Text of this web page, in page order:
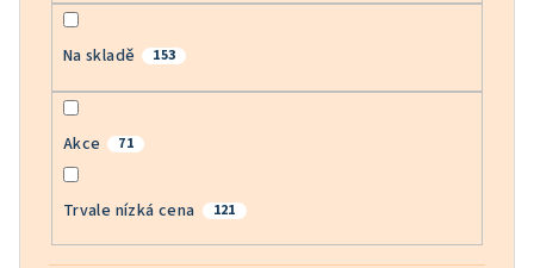
Na skladě 153
Akce 71
Trvale nízká cena 121